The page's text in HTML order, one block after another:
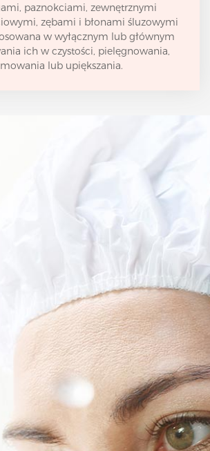
paznokciami, zewnętrznymi
zębami i błonami śluzowymi
w wyłącznym lub głównym
ich w czystości, pielęgnowania,
lub upiększania.